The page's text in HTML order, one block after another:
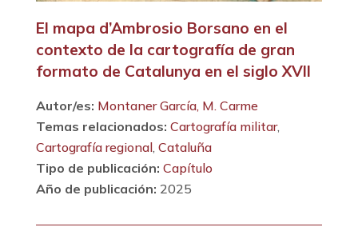
El mapa d’Ambrosio Borsano en el
contexto de la cartografía de gran
formato de Catalunya en el siglo XVII
Autor/es: Montaner García, M. Carme
Temas relacionados: Cartografía militar,
Cartografía regional, Cataluña
Tipo de publicación: Capítulo
Año de publicación: 2025